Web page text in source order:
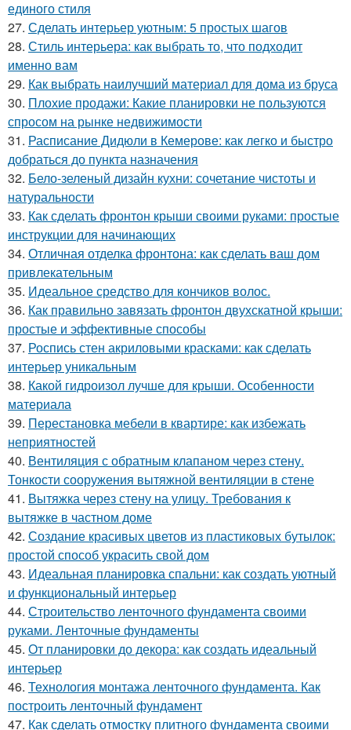
единого стиля
27. Сделать интерьер уютным: 5 простых шагов
28. Стиль интерьера: как выбрать то, что подходит
именно вам
29. Как выбрать наилучший материал для дома из бруса
30. Плохие продажи: Какие планировки не пользуются
спросом на рынке недвижимости
31. Расписание Дидюли в Кемерове: как легко и быстро
добраться до пункта назначения
32. Бело-зеленый дизайн кухни: сочетание чистоты и
натуральности
33. Как сделать фронтон крыши своими руками: простые
инструкции для начинающих
34. Отличная отделка фронтона: как сделать ваш дом
привлекательным
35. Идеальное средство для кончиков волос.
36. Как правильно завязать фронтон двухскатной крыши:
простые и эффективные способы
37. Роспись стен акриловыми красками: как сделать
интерьер уникальным
38. Какой гидроизол лучше для крыши. Особенности
материала
39. Перестановка мебели в квартире: как избежать
неприятностей
40. Вентиляция с обратным клапаном через стену.
Тонкости сооружения вытяжной вентиляции в стене
41. Вытяжка через стену на улицу. Требования к
вытяжке в частном доме
42. Создание красивых цветов из пластиковых бутылок:
простой способ украсить свой дом
43. Идеальная планировка спальни: как создать уютный
и функциональный интерьер
44. Строительство ленточного фундамента своими
руками. Ленточные фундаменты
45. От планировки до декора: как создать идеальный
интерьер
46. Технология монтажа ленточного фундамента. Как
построить ленточный фундамент
47. Как сделать отмостку плитного фундамента своими